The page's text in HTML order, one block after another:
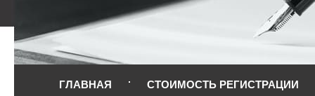
ГЛАВНАЯ СТОИМОСТЬ РЕГИСТРАЦИИ